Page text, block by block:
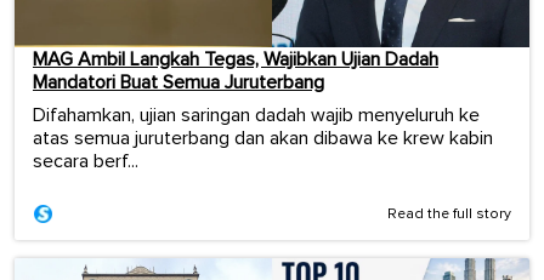
MAG Ambil Langkah Tegas, Wajibkan Ujian Dadah
Mandatori Buat Semua Juruterbang
Difahamkan, ujian saringan dadah wajib menyeluruh ke
atas semua juruterbang dan akan dibawa ke krew kabin
secara berf...
Read the full story